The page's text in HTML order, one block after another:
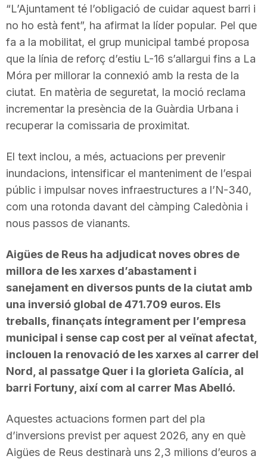
“L’Ajuntament té l’obligació de cuidar aquest barri i
no ho està fent”, ha afirmat la líder popular. Pel que
fa a la mobilitat, el grup municipal també proposa
que la línia de reforç d’estiu L-16 s’allargui fins a La
Móra per millorar la connexió amb la resta de la
ciutat. En matèria de seguretat, la moció reclama
incrementar la presència de la Guàrdia Urbana i
recuperar la comissaria de proximitat.
El text inclou, a més, actuacions per prevenir
inundacions, intensificar el manteniment de l’espai
públic i impulsar noves infraestructures a l’N-340,
com una rotonda davant del càmping Caledònia i
nous passos de vianants.
Aigües de Reus ha adjudicat noves obres de
millora de les xarxes d’abastament i
sanejament en diversos punts de la ciutat amb
una inversió global de 471.709 euros. Els
treballs, finançats íntegrament per l’empresa
municipal i sense cap cost per al veïnat afectat,
inclouen la renovació de les xarxes al carrer del
Nord, al passatge Quer i la glorieta Galícia, al
barri Fortuny, així com al carrer Mas Abelló.
Aquestes actuacions formen part del pla
d’inversions previst per aquest 2026, any en què
Aigües de Reus destinarà uns 2,3 milions d’euros a